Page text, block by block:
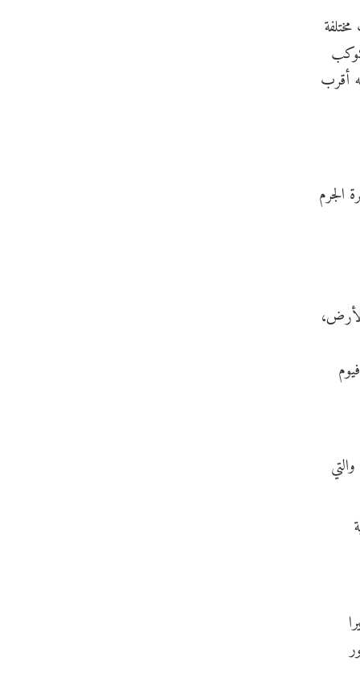
أقرب
الجرم
والتي